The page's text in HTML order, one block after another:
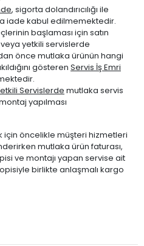
, sigorta dolandırıcılığı ile
iade kabul edilmemektedir.
başlaması için satın
yetkili servislerde
önce mutlaka ürünün hangi
gösteren Servis İş Emri
Servislerde mutlaka servis
yapılması
öncelikle müşteri hizmetleri
mutlaka ürün faturası,
ve montajı yapan servise ait
birlikte anlaşmalı kargo